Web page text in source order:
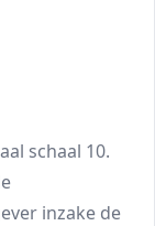
schaal 10.
inzake de